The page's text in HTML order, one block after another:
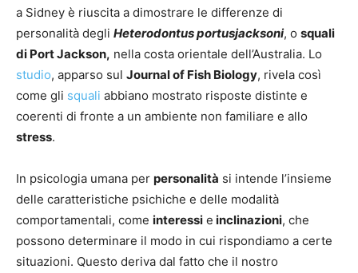
a Sidney è riuscita a dimostrare le differenze di
personalità degli Heterodontus portusjacksoni, o squali
di Port Jackson, nella costa orientale dell’Australia. Lo
studio, apparso sul Journal of Fish Biology, rivela così
come gli squali abbiano mostrato risposte distinte e
coerenti di fronte a un ambiente non familiare e allo
stress.
In psicologia umana per personalità si intende l’insieme
delle caratteristiche psichiche e delle modalità
comportamentali, come interessi e inclinazioni, che
possono determinare il modo in cui rispondiamo a certe
situazioni. Questo deriva dal fatto che il nostro